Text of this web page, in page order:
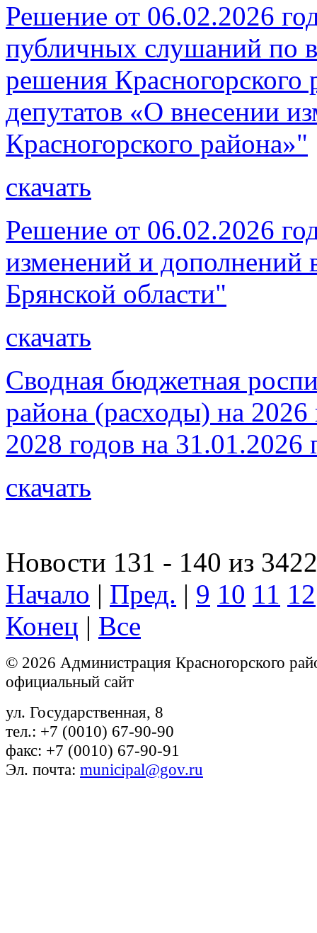
Решение от 06.02.2026
публичных слушаний по
решения
депутатов «О внесении
Красногорского района»"
скачать
Решение от 06.02.2026
изменений и дополнений
Брянской области"
скачать
Сводная бюджетная
района (расходы) на
2028 годов на 31.01.2026
скачать
Новости 131 - 140 из 3422
Начало | Пред. | 9 10 11 12
Конец | Все
© 2026 Администрация Красногорского
официальный сайт
ул. Государственная, 8
тел.: +7 (0010) 67-90-90
факс: +7 (0010) 67-90-91
Эл. почта: municipal@gov.ru